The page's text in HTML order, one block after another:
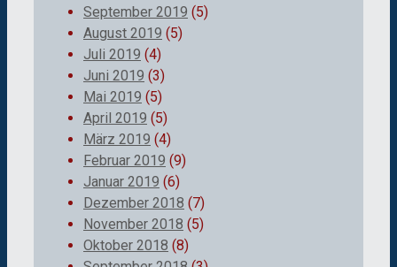
September 2019 (5)
August 2019 (5)
Juli 2019 (4)
Juni 2019 (3)
Mai 2019 (5)
April 2019 (5)
März 2019 (4)
Februar 2019 (9)
Januar 2019 (6)
Dezember 2018 (7)
November 2018 (5)
Oktober 2018 (8)